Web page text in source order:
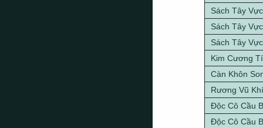
Sách Tây
Sách Tây
Sách Tây
Kim C­ương
Càn Khôn
Rương Vũ
Độc Cô Cầu
Độc Cô Cầu